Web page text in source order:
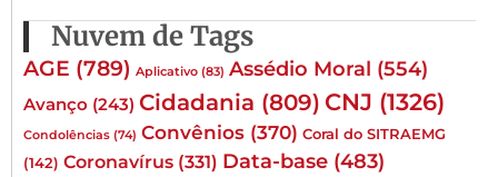
Nuvem de Tags
AGE (789) Aplicativo (83) Assédio Moral (554)
Avanço (243) Cidadania (809) CNJ (1326)
Condolências (74) Convênios (370) Coral do SITRAEMG
(142) Coronavírus (331) Data-base (483)